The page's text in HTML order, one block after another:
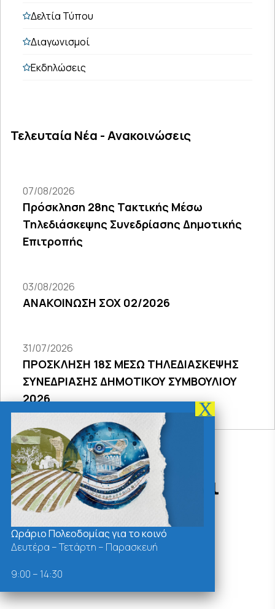
Δελτία Τύπου
Διαγωνισμοί
Εκδηλώσεις
Τελευταία Νέα - Ανακοινώσεις
07/08/2026
Πρόσκληση 28ης Τακτικής Μέσω
Τηλεδιάσκεψης Συνεδρίασης Δημοτικής
Επιτροπής
03/08/2026
ΑΝΑΚΟΙΝΩΣΗ ΣΟΧ 02/2026
31/07/2026
ΠΡΟΣΚΛΗΣΗ 18Σ ΜΕΣΩ ΤΗΛΕΔΙΑΣΚΕΨΗΣ
ΣΥΝΕΔΡΙΑΣΗΣ ΔΗΜΟΤΙΚΟΥ ΣΥΜΒΟΥΛΙΟΥ
2026
Δράσεις - Χρήσιμοι
Σύνδεσμοι
Ωράριο Πολεοδομίας για το κοινό
Δευτέρα – Τετάρτη – Παρασκευή
9:00 – 14:30